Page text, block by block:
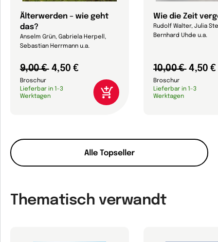
Alle Topseller
Älterwerden – wie geht
das?
Anselm Grün, Gabriela Herpell,
Sebastian Herrmann u.a.
9,00 € 4,50 €
Broschur
Lieferbar in 1-3
Werktagen
Wie die Zeit
Rudolf Walter, Julia
Bernhard Uhde u.a.
10,00 € 4,50 €
Broschur
Lieferbar in 1-3
Werktagen
Thematisch verwandt